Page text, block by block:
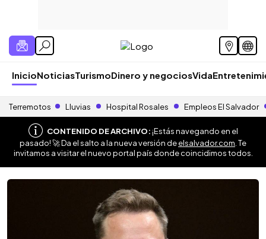
InicioNoticiasTurismoDinero y negociosVida
Terremotos Lluvias Hospital Rosales Empleos El Salvador
CONTENIDO DE ARCHIVO:¡Estás navegando en el
pasado! 🚀 Da el salto a la nueva versión deelsalvador.com . Te
invitamos a visitar el nuevo portal país donde coincidimos todos.